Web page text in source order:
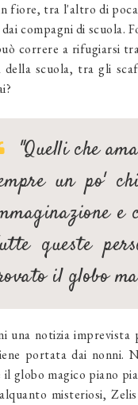
fiore, tra l'altro di poca
compagni di scuola.
correre a rifugiarsi
della scuola, tra gli
"Quelli che
un po'
queste
il globo
una notizia
portata dai nonni.
globo magico piano
misteriosi,